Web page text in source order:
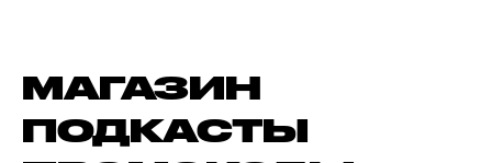
МАГАЗИН
ПОДКАСТЫ